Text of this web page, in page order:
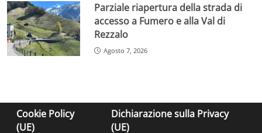
Parziale riapertura della strada di
accesso a Fumero e alla Val di
Rezzalo
Agosto 7, 2026
Cookie Policy
(UE)
Dichiarazione sulla Privacy
(UE)